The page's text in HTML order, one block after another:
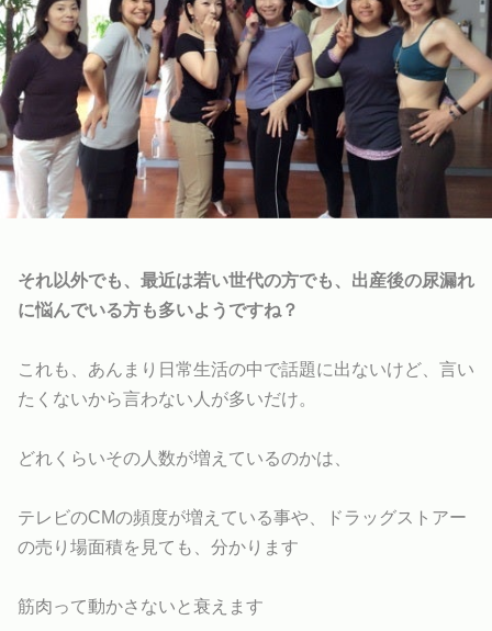
それ以外でも、最近は若い世代の方でも、出産後の尿漏れ
に悩んでいる方も多いようですね？
これも、あんまり日常生活の中で話題に出ないけど、言い
たくないから言わない人が多いだけ。
どれくらいその人数が増えているのかは、
テレビのCMの頻度が増えている事や、ドラッグストアー
の売り場面積を見ても、分かります
筋肉って動かさないと衰えます